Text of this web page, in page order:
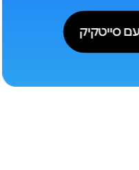
סייטקיק